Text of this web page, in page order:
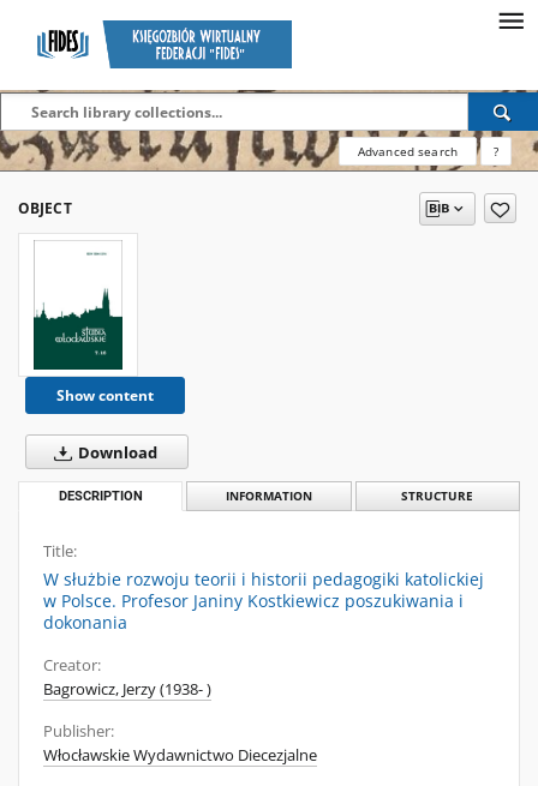
Advanced search ?
OBJECT
Show content
Download
DESCRIPTION INFORMATION STRUCTURE
Title:
W służbie rozwoju teorii i historii pedagogiki katolickiej
w Polsce. Profesor Janiny Kostkiewicz poszukiwania i
dokonania
Creator:
Bagrowicz, Jerzy (1938- )
Publisher:
Włocławskie Wydawnictwo Diecezjalne